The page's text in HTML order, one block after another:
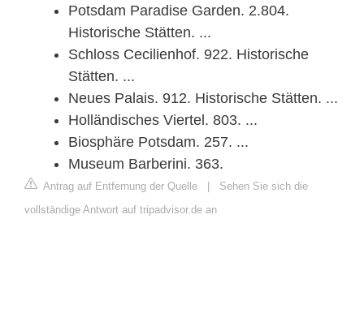
Potsdam Paradise Garden. 2.804.
Historische Stätten. ...
Schloss Cecilienhof. 922. Historische
Stätten. ...
Neues Palais. 912. Historische Stätten. ...
Holländisches Viertel. 803. ...
Biosphäre Potsdam. 257. ...
Museum Barberini. 363.
Antrag auf Entfernung der Quelle
Sehen Sie sich die
vollständige Antwort auf tripadvisor.de an